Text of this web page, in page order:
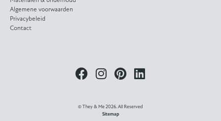
Algemene voorwaarden
Privacybeleid
Contact
© They & Me 2026. All Reserved
Sitemap